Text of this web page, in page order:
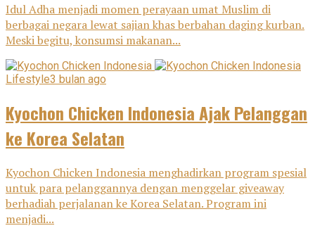
Idul Adha menjadi momen perayaan umat Muslim di
berbagai negara lewat sajian khas berbahan daging kurban.
Meski begitu, konsumsi makanan...
Lifestyle3 bulan ago
Kyochon Chicken Indonesia Ajak Pelanggan
ke Korea Selatan
Kyochon Chicken Indonesia menghadirkan program spesial
untuk para pelanggannya dengan menggelar giveaway
berhadiah perjalanan ke Korea Selatan. Program ini
menjadi...